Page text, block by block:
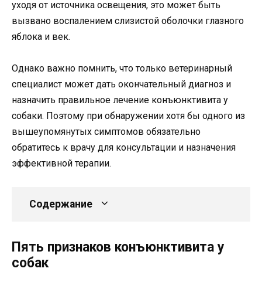
уходя от источника освещения, это может быть
вызвано воспалением слизистой оболочки глазного
яблока и век.
Однако важно помнить, что только ветеринарный
специалист может дать окончательный диагноз и
назначить правильное лечение конъюнктивита у
собаки. Поэтому при обнаружении хотя бы одного из
вышеупомянутых симптомов обязательно
обратитесь к врачу для консультации и назначения
эффективной терапии.
Содержание
Пять признаков конъюнктивита у
собак